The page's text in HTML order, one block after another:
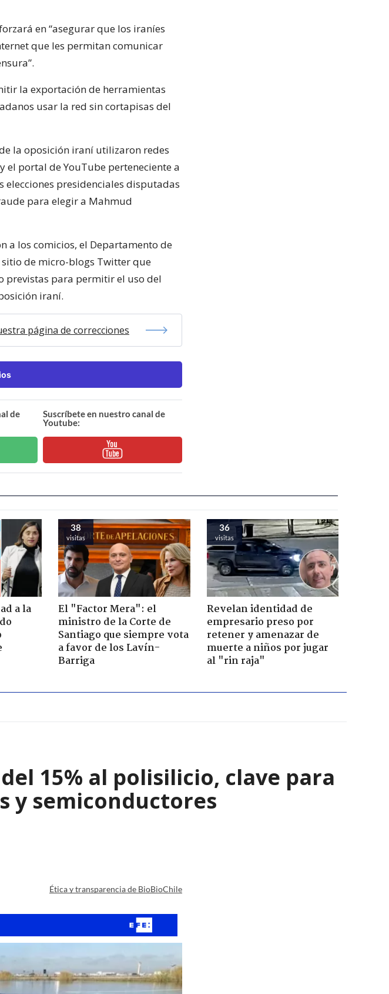
en “asegurar que los iraníes
que les permitan comunicar
la exportación de herramientas
usar la red sin cortapisas del
la oposición iraní utilizaron redes
el portal de YouTube perteneciente a
elecciones presidenciales disputadas
para elegir a Mahmud
a los comicios, el Departamento de
de micro-blogs Twitter que
previstas para permitir el uso del
iraní.
página de correcciones
de
Suscríbete en nuestro canal de
Youtube:
a la
38
visitas
El "Factor Mera": el
ministro de la Corte de
Santiago que siempre vota
a favor de los Lavín-
Barriga
36
visitas
Revelan identidad de
empresario preso por
retener y amenazar de
muerte a niños por jugar
al "rin raja"
15% al polisilicio, clave para
y semiconductores
Ética y transparencia de BioBioChile